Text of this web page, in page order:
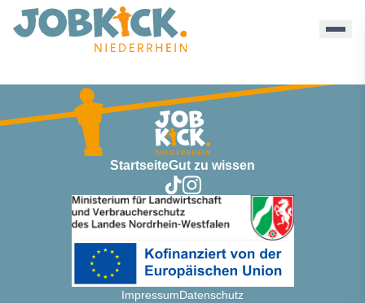
Discothekedry - Jobkick Niederrhein
StartseiteGut zu wissen
ImpressumDatenschutz